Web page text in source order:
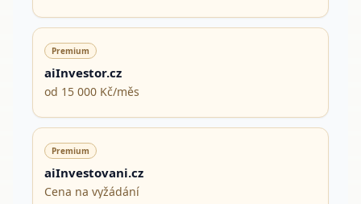
Premium
aiInvestor.cz
od 15 000 Kč/měs
Premium
aiInvestovani.cz
Cena na vyžádání